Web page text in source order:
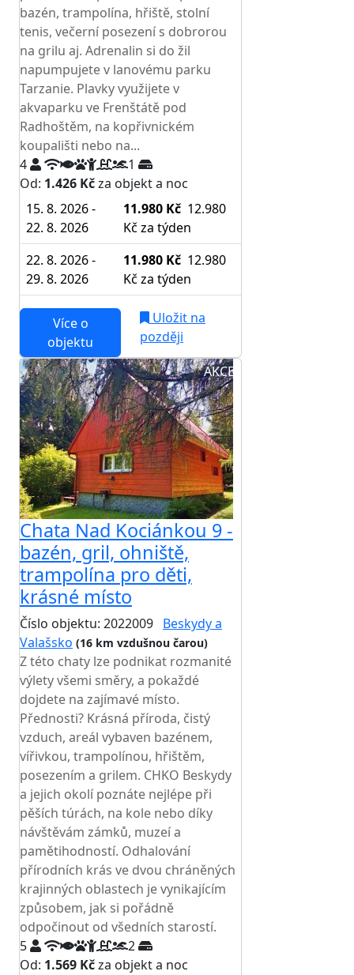
bazén, trampolína, hřiště, stolní
tenis, večerní posezení s dobrorou
na grilu aj. Adrenalin si do žil
napumpujete v lanovému parku
Tarzanie. Plavky využijete v
akvaparku ve Frenštátě pod
Radhoštěm, na kopřivnickém
koupališti nebo na...
4
1
Od: 1.426 Kčza objekt a noc
15. 8. 2026 -
22. 8. 2026
11.980 Kč 12.980
Kč za týden
22. 8. 2026 -
29. 8. 2026
11.980 Kč 12.980
Kč za týden
Více o
objektu
Uložit na
později
AKCE
Chata Nad Kociánkou 9 -
bazén, gril, ohniště,
trampolína pro děti,
krásné místo
Číslo objektu: 2022009 Beskydy a
Valašsko (16 km vzdušnou čarou)
Z této chaty lze podnikat rozmanité
výlety všemi směry, a pokaždé
dojdete na zajímavé místo.
Přednosti? Krásná příroda, čistý
vzduch, areál vybaven bazénem,
vířivkou, trampolínou, hřištěm,
posezením a grilem. CHKO Beskydy
a jejich okolí poznáte nejlépe při
pěších túrách, na kole nebo díky
návštěvám zámků, muzeí a
pamětihodností. Odhalování
přírodních krás ve dvou chráněných
krajinných oblastech je vynikajícím
způsobem, jak si pořádně
odpočinout od všedních starostí.
5
2
Od: 1.569 Kčza objekt a noc